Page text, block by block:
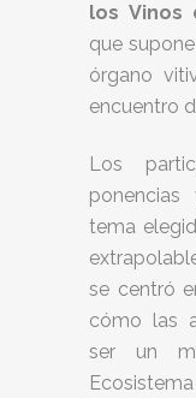
los Vinos
que
órgano
encuentro
Los
ponencias
tema
se centró
cómo las
ser un